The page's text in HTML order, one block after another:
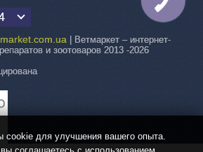
| Ветмаркет – интернет-
и зоотоваров 2013 -2026
для улучшения вашего опыта.
СВЯЗИ